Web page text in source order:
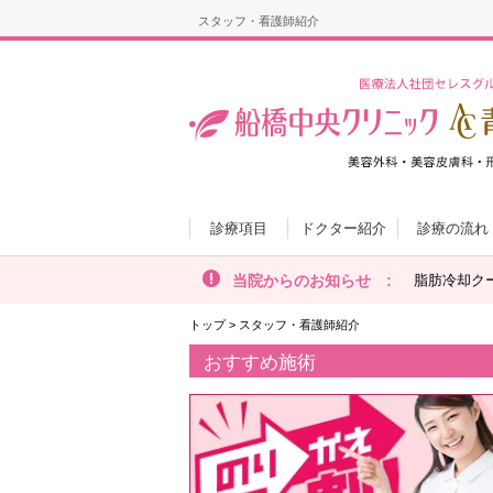
スタッフ・看護師紹介
診療項目 ドクター紹介 診療の流れ
当院からのお知らせ : 脂肪冷却ク
トップ > スタッフ・看護師紹介
おすすめ施術